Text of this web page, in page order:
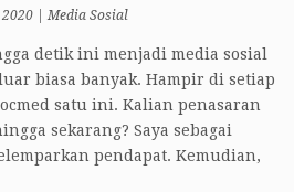
|Media Sosial
detik ini menjadi media sosial
biasa banyak. Hampir di setiap
satu ini. Kalian penasaran
sekarang? Saya sebagai
pendapat. Kemudian,